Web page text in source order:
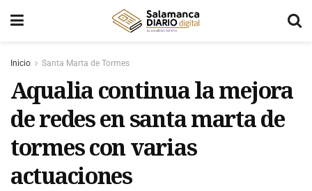
Inicio Santa Marta de Tormes
Aqualia continua la mejora
de redes en santa marta de
tormes con varias
actuaciones